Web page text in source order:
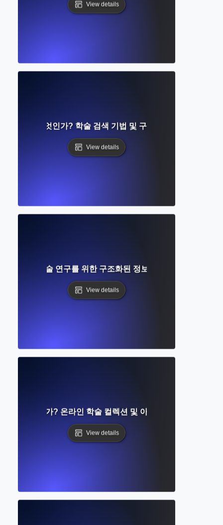
View details
쿼리란 무엇인가? 학술 검색 기법 및 구문에 대한 완벽한 가
View details
엇인가? 학술 연구를 위한 구조화된 정보 시스템에 대한 완벽
View details
이란 무엇인가? 온라인 학술 컬렉션 및 아카이브에 접근하는
View details